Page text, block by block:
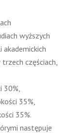
wyższych
częściach,
30%,
35%,
35%.
następuje